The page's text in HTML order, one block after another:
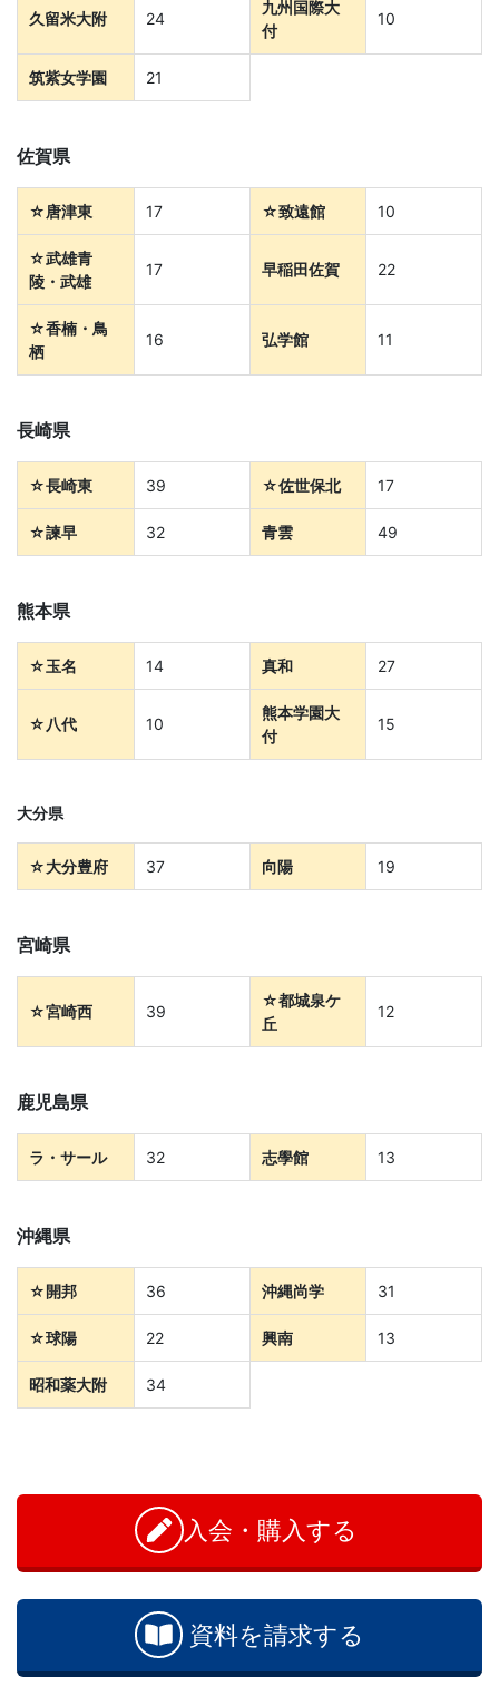
社
会
人
向
け
に、
通
信
教
育
を
は
じ
め
と
し
教
育
ー
ビ
ス
を
展
開
る
Ｚ
会
グ
久留米大附 24
九州国際大
付
10
筑紫女学園 21
佐賀県
☆唐津東 17 ☆致遠館 10
☆武雄青
陵・武雄
17 早稲田佐賀 22
☆香楠・鳥
栖
16 弘学館 11
長崎県
☆長崎東 39 ☆佐世保北 17
☆諫早 32 青雲 49
熊本県
☆玉名 14 真和 27
☆ 八代 10
熊本学園大
付
15
大分県
☆大分豊府 37 向陽 19
宮崎県
☆宮崎西 39
☆都城泉ケ
丘
12
鹿児島県
ラ・サール 32 志學館 13
沖縄県
☆開邦 36 沖縄尚学 31
☆球陽 22 興南 13
昭和薬大附 34
入会・購入する
資料を請求する